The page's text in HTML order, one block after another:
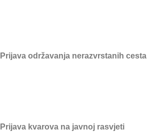
Prijava održavanja nerazvrstanih cesta
Prijava kvarova na javnoj rasvjeti